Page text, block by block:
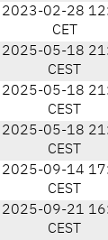
2023-02-28
CET
2025-05-18
CEST
2025-05-18
CEST
2025-05-18
CEST
2025-09-14
CEST
2025-09-21
CEST